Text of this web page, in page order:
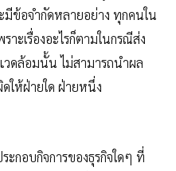
ข้อจำกัดหลายอย่าง ทุกคนใน
าะเรื่องอะไรก็ตามในกรณีส่ง
ดล้อมนั้น ไม่สามารถนำผล
ให้ฝ่ายใด ฝ่ายหนึ่ง
ะกอบกิจการของธุรกิจใดๆ ที่